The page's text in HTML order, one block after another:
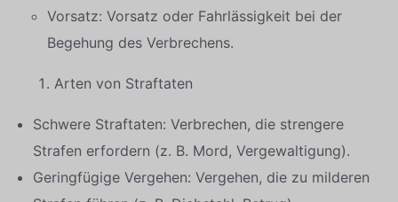
Vorsatz: Vorsatz oder Fahrlässigkeit bei der
Begehung des Verbrechens.
Arten von Straftaten
Schwere Straftaten: Verbrechen, die strengere
Strafen erfordern (z. B. Mord, Vergewaltigung).
Geringfügige Vergehen: Vergehen, die zu milderen